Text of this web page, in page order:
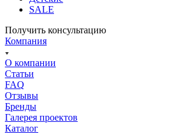
SALE
Получить консультацию
Компания
О компании
Статьи
FAQ
Отзывы
Бренды
Галерея проектов
Каталог